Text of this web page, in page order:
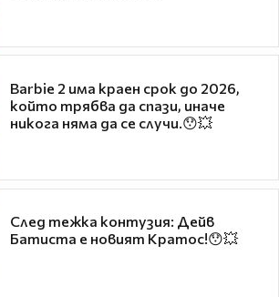
Barbie 2 има краен срок до 2026,
който трябва да спази, иначе
никога няма да се случи.😯💥
След тежка контузия: Дейв
Батиста е новият Кратос!😯💥